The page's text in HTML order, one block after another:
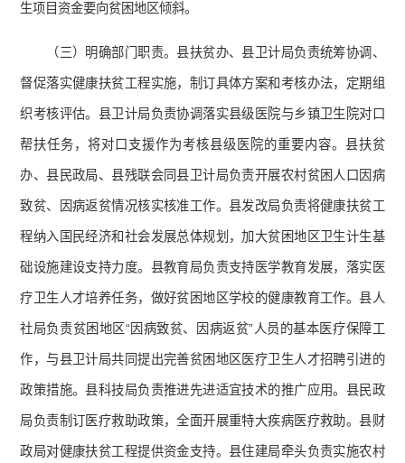
生项目资金要向贫困地区倾斜。
（三）明确部门职责。县扶贫办、县卫计局负责统筹协调、
督促落实健康扶贫工程实施，制订具体方案和考核办法，定期组
织考核评估。县卫计局负责协调落实县级医院与乡镇卫生院对口
帮扶任务，将对口支援作为考核县级医院的重要内容。县扶贫
办、县民政局、县残联会同县卫计局负责开展农村贫困人口因病
致贫、因病返贫情况核实核准工作。县发改局负责将健康扶贫工
程纳入国民经济和社会发展总体规划，加大贫困地区卫生计生基
础设施建设支持力度。县教育局负责支持医学教育发展，落实医
疗卫生人才培养任务，做好贫困地区学校的健康教育工作。县人
社局负责贫困地区“因病致贫、因病返贫”人员的基本医疗保障工
作，与县卫计局共同提出完善贫困地区医疗卫生人才招聘引进的
政策措施。县科技局负责推进先进适宜技术的推广应用。县民政
局负责制订医疗救助政策，全面开展重特大疾病医疗救助。县财
政局对健康扶贫工程提供资金支持。县住建局牵头负责实施农村